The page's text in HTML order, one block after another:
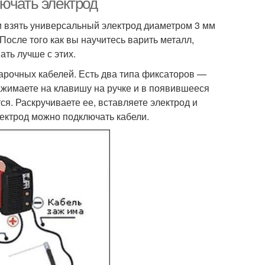
электрод
универсальный электрод диаметром 3 мм
того как вы научитесь варить металл,
лучше с этих.
кабелей. Есть два типа фиксаторов —
на клавишу на ручке и в появившееся
Раскручиваете ее, вставляете электрод и
можно подключать кабели.